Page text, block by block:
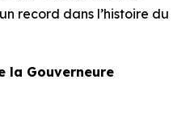
record dans l’histoire du
la Gouverneure